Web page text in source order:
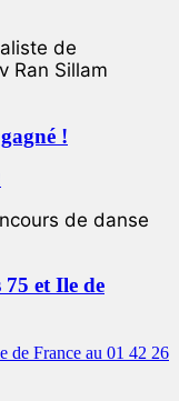
de
Ran Sillam
!
de danse
et Ile de